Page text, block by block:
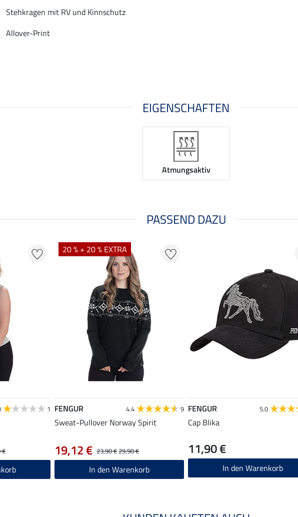
Stehkragen mit RV und Kinnschutz
Allover-Print
EIGENSCHAFTEN
Atmungsaktiv
PASSEND DAZU
1
€
20 % + 20 % EXTRA
FENGUR 4.4 9
Sweat-Pullover Norway Spirit
23,90 €29,90 €
19,12 €
In den Warenkorb
FENGUR 5.0
Cap Blika
11,90 €
In den Warenkorb